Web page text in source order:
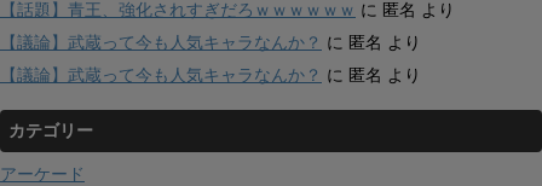
【話題】青王、強化されすぎだろｗｗｗｗｗｗ に 匿名 より
【議論】武蔵って今も人気キャラなんか？ に 匿名 より
【議論】武蔵って今も人気キャラなんか？ に 匿名 より
カテゴリー
アーケード